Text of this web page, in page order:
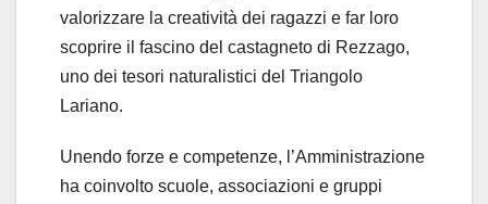
valorizzare la creatività dei ragazzi e far loro
scoprire il fascino del castagneto di Rezzago,
uno dei tesori naturalistici del Triangolo
Lariano.
Unendo forze e competenze, l’Amministrazione
ha coinvolto scuole, associazioni e gruppi